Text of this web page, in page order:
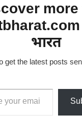
भारत
get the latest posts